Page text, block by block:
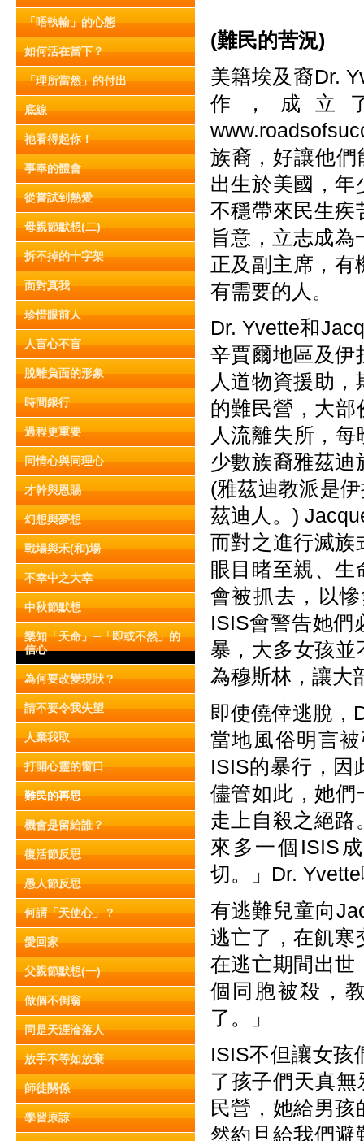
「唔執輸」的心態
如何活在當下？
「理所當然」的付出
底線
祂看得起你！
事奉的體會
從嘗試到熱愛
母親節默想(二)
拆不掉的十字架
面對真我
珍惜眼前人
人盲心不盲
脫離負面的形象
時間銀行
過程更重要
同情心與同理心
才幹與恩賜
幻想與夢想
戰場與禾(和)場
不幸中之大幸
中秋節默想
樂知「天命」─「即或不然」的
信心
為何要改變現狀？
請不要令我失望
人棄我取
打開心靈的窗口
難民的再思
機會是留給誰？
復活節反思
愚人節反思
何謂「天使心」？
愛回家
父親節默想(一)
做個不倒翁
同是天涯淪落人
放手不等如放棄
師徒關係
學習原諒
(難民的苦況)
美籍埃及裔Dr.
作，成立
族裔，好讓他
出生於美國，年
不穩帶來民生疾
旨意，立志成
正及副主席，有
有需要的人。
Dr. Yvette和
辛賈爾地區及伊
人道物資援助
的難民營，大
人流離失所，
少數族裔雅茲迪
(雅茲迪教派是
茲迪人。)
而對之進行滅族
眼目睹至親、
會被抓去，以
ISIS會警告她們
暴，大多女孩
為穆斯林，讓大
即使僥倖逃脫，
當地風俗明言
ISIS的暴行，因
儘管如此，她們
走上自殺之絕路
來多一個ISIS
切。」Dr.
有逃難兒童向
逃亡了，在飢寒
在逃亡期間出世
個同胞被殺，
了。」
ISIS不但讓女孩
了孩子們天真
民營，她給男
然約旦給我們避